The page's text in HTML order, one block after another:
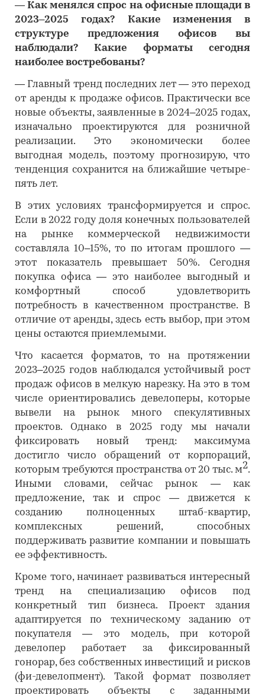
―Как менялся спрос на офисные площади в
2023–2025 годах? Какие изменения в
структуре предложения офисов вы
наблюдали? Какие форматы сегодня
наиболее востребованы?
― Главный тренд последних лет — это переход
от аренды к продаже офисов. Практически все
новые объекты, заявленные в 2024–2025 годах,
изначально проектируются для розничной
реализации. Это экономически более
выгодная модель, поэтому прогнозирую, что
тенденция сохранится на ближайшие четыре-
пять лет.
В этих условиях трансформируется и спрос.
Если в 2022 году доля конечных пользователей
на рынке коммерческой недвижимости
составляла 10–15%, то по итогам прошлого —
этот показатель превышает 50%. Сегодня
покупка офиса — это наиболее выгодный и
комфортный способ удовлетворить
потребность в качественном пространстве. В
отличие от аренды, здесь есть выбор, при этом
цены остаются приемлемыми.
Что касается форматов, то на протяжении
2023–2025 годов наблюдался устойчивый рост
продаж офисов в мелкую нарезку. На это в том
числе ориентировались девелоперы, которые
вывели на рынок много спекулятивных
проектов. Однако в 2025 году мы начали
фиксировать новый тренд: максимума
достигло число обращений от корпораций,
которым требуются пространства от 20 тыс. м2.
Иными словами, сейчас рынок — как
предложение, так и спрос — движется к
созданию полноценных штаб-квартир,
комплексных решений, способных
поддерживать развитие компании и повышать
ее эффективность.
Кроме того, начинает развиваться интересный
тренд на специализацию офисов под
конкретный тип бизнеса. Проект здания
адаптируется по техническому заданию от
покупателя — это модель, при которой
девелопер работает за фиксированный
гонорар, без собственных инвестиций и рисков
(фи-девелопмент). Такой формат позволяет
проектировать объекты с заданными